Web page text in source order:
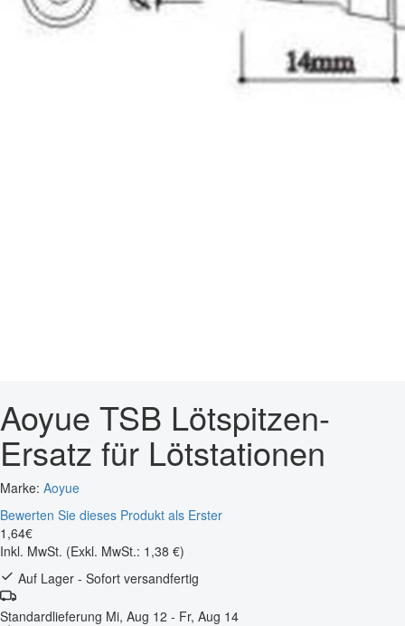
Aoyue TSB Lötspitzen-
Ersatz für Lötstationen
Marke: Aoyue
Bewerten Sie dieses Produkt als Erster
1 ,64€
Inkl. MwSt. (Exkl. MwSt.: 1,38 €)
Auf Lager - Sofort versandfertig
Standardlieferung Mi, Aug 12 - Fr, Aug 14